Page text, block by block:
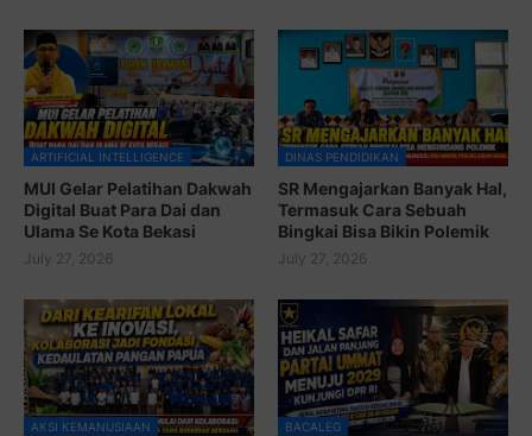
ARTIFICIAL INTELLIGENCE
MUI Gelar Pelatihan Dakwah
Digital Buat Para Dai dan
Ulama Se Kota Bekasi
July 27, 2026
DINAS PENDIDIKAN
SR Mengajarkan Banyak Hal,
Termasuk Cara Sebuah
Bingkai Bisa Bikin Polemik
July 27, 2026
AKSI KEMANUSIAAN BACALEG